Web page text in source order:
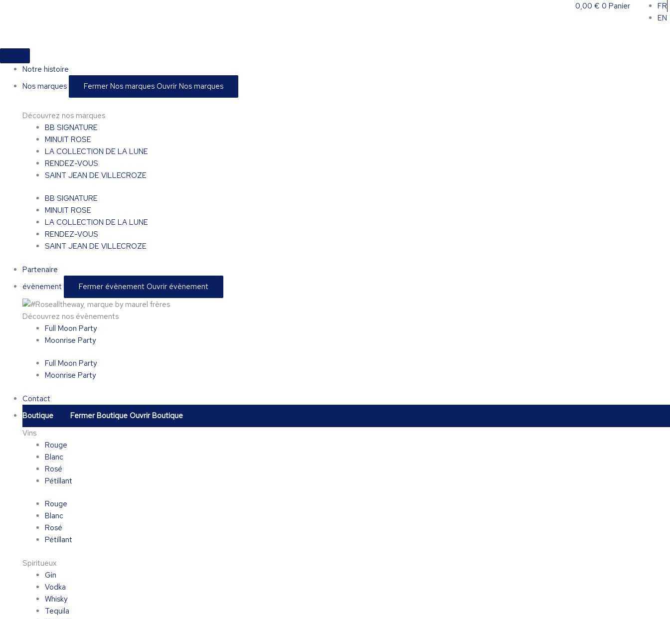
0,00 € 0 Panier
FR
EN
Notre histoire
Nos marques
Fermer Nos marques Ouvrir Nos marques
Découvrez nos marques
BB SIGNATURE
MINUIT ROSE
LA COLLECTION DE LA LUNE
RENDEZ-VOUS
SAINT JEAN DE VILLECROZE
BB SIGNATURE
MINUIT ROSE
LA COLLECTION DE LA LUNE
RENDEZ-VOUS
SAINT JEAN DE VILLECROZE
Partenaire
évènement
Fermer évènement Ouvrir évènement
Découvrez nos évènements
Full Moon Party
Moonrise Party
Full Moon Party
Moonrise Party
Contact
Boutique
Fermer Boutique Ouvrir Boutique
Vins
Rouge
Blanc
Rosé
Pétillant
Rouge
Blanc
Rosé
Pétillant
Spiritueux
Gin
Vodka
Whisky
Tequila